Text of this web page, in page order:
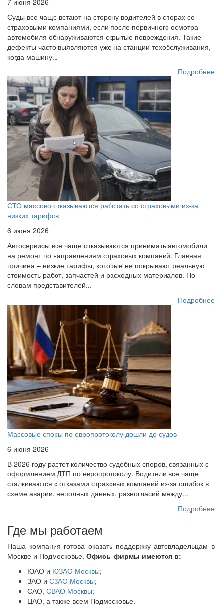
Суды все чаще встают на сторону водителей в спорах со
страховыми компаниями, если после первичного осмотра
автомобиля обнаруживаются скрытые повреждения. Такие
дефекты часто выявляются уже на станции техобслуживания,
когда машину...
Подробнее
СТО массово отказываются работать со страховыми из-за
низких тарифов
6 июня 2026
Автосервисы все чаще отказываются принимать автомобили
на ремонт по направлениям страховых компаний. Главная
причина – низкие тарифы, которые не покрывают реальную
стоимость работ, запчастей и расходных материалов. По
словам представителей...
Подробнее
Массовые споры по европротоколу дошли до судов
6 июня 2026
В 2026 году растет количество судебных споров, связанных с
оформлением ДТП по европротоколу. Водители все чаще
сталкиваются с отказами страховых компаний из-за ошибок в
схеме аварии, неполных данных, разногласий между...
Подробнее
Где мы работаем
Наша компания готова оказать поддержку автовладельцам в
Москве и Подмосковье. Офисы фирмы имеются в:
ЮАО и ЮЗАО Москвы;
ЗАО и СЗАО Москвы;
САО, СВАО Москвы;
ЦАО, а также всем Подмосковье.